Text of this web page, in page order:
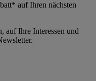
auf Ihren nächsten
auf Ihre Interessen und